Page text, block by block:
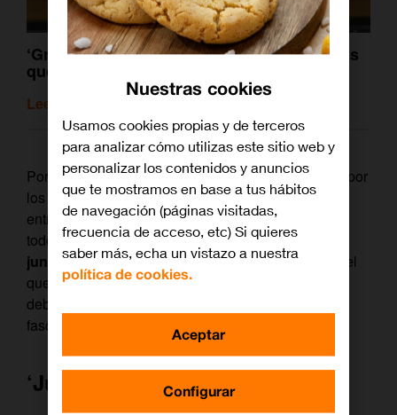
‘Griffin & Quagmire’ y otras bandas ficticias
que deberían irse de gira
Leer artículo relacionado
Por todas esas series que se merecen unaplaylist;
por
los nuevos artistas descubiertos; por esa melodía
entrando en el momento justo, rozándote el alma. A
todos, les dedicamos este homenaje en este
junio, en el Día Europeo de la Música. Un día en el
que las bandas sonoras —y no solo las bandas—
deberían ver reconocida su relevancia. Porque nos
fascina la música, nos fascinan estas series.
‘Juego de Tronos’
Nuestras cookies
Usamos cookies propias y de terceros
para analizar cómo utilizas este sitio web y
personalizar los contenidos y anuncios
que te mostramos en base a tus hábitos
de navegación (páginas visitadas,
frecuencia de acceso, etc) Si quieres
saber más, echa un vistazo a nuestra
política de cookies.
Configurar
Aceptar